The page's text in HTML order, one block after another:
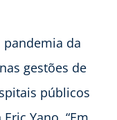
da
gestões de
públicos